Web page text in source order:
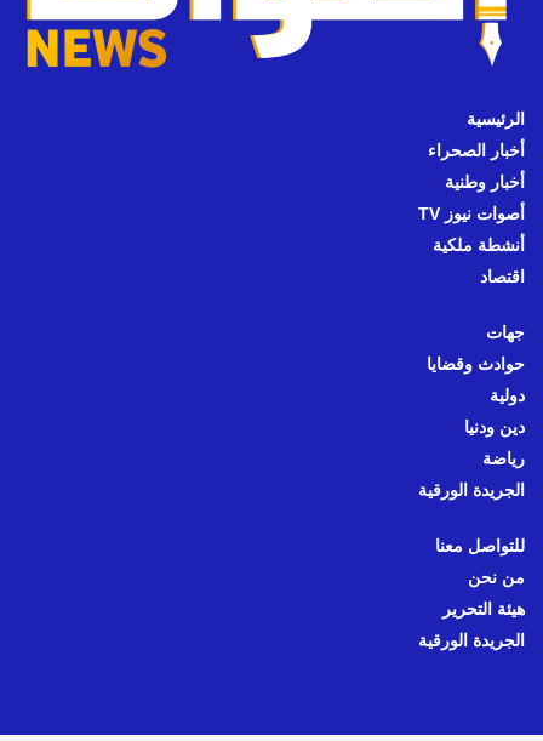
الرئيسية
أخبار الصحراء
أخبار وطنية
أصوات نيوز TV
أنشطة ملكية
اقتصاد
جهات
حوادث وقضايا
دولية
دين ودنيا
رياضة
الجريدة الورقية
للتواصل معنا
من نحن
هيئة التحرير
الجريدة الورقية